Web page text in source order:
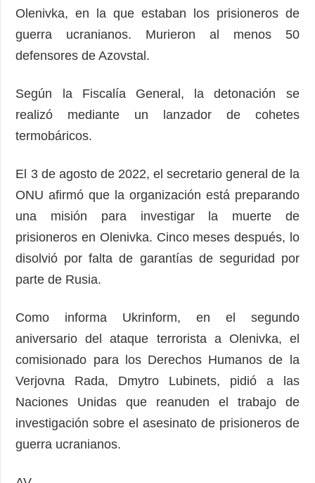
Olenivka, en la que estaban los prisioneros de
guerra ucranianos. Murieron al menos 50
defensores de Azovstal.
Según la Fiscalía General, la detonación se
realizó mediante un lanzador de cohetes
termobáricos.
El 3 de agosto de 2022, el secretario general de la
ONU afirmó que la organización está preparando
una misión para investigar la muerte de
prisioneros en Olenivka. Cinco meses después, lo
disolvió por falta de garantías de seguridad por
parte de Rusia.
Como informa Ukrinform, en el segundo
aniversario del ataque terrorista a Olenivka, el
comisionado para los Derechos Humanos de la
Verjovna Rada, Dmytro Lubinets, pidió a las
Naciones Unidas que reanuden el trabajo de
investigación sobre el asesinato de prisioneros de
guerra ucranianos.